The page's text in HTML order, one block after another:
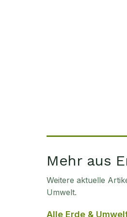
Mehr aus
Weitere aktuelle
Umwelt.
Alle Erde &